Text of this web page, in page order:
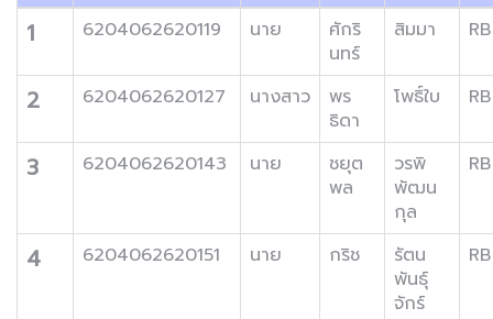
1 6204062620119 นาย
ศักริ
นทร์
สิมมา RB
2 6204062620127 นางสาว
พร
ธิดา
โพธิ์ใบ RB
3 6204062620143 นาย
ชยุต
พล
วรพิ
พัฒน
กุล
RB
4 6204062620151 นาย กริช
รัตน
พันธุ์
จักร์
RB